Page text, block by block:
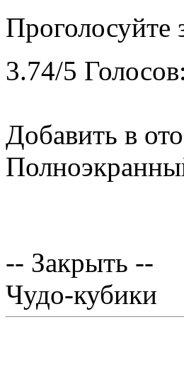
Проголосуйте
3.74/5 Голосов:
Добавить в
-- Закрыть --
Чудо-кубики